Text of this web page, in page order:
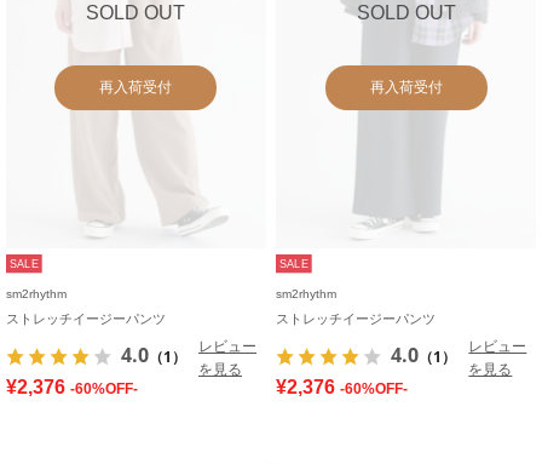
SOLD OUT
再入荷受付
SALE
sm2rhythm
ストレッチイージーパンツ
4.0 （1）
レビュー
を見る
¥2,376 -60%OFF-
SOLD OUT
再入荷受付
SALE
sm2rhythm
ストレッチイージーパンツ
4.0 （1）
レビュー
を見る
¥2,376 -60%OFF-